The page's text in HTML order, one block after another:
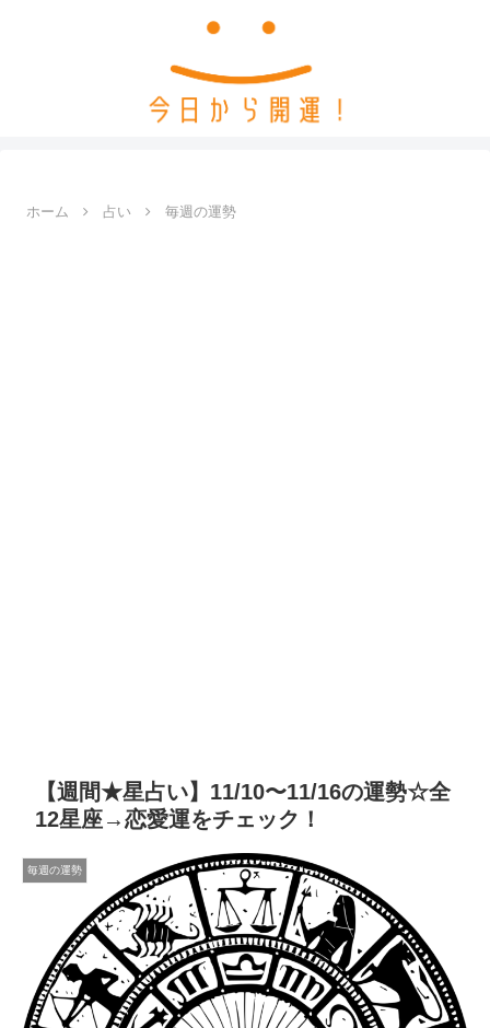
ホーム 占い 毎週の運勢
【週間★星占い】11/10〜11/16の運勢☆全
12星座→恋愛運をチェック！
毎週の運勢